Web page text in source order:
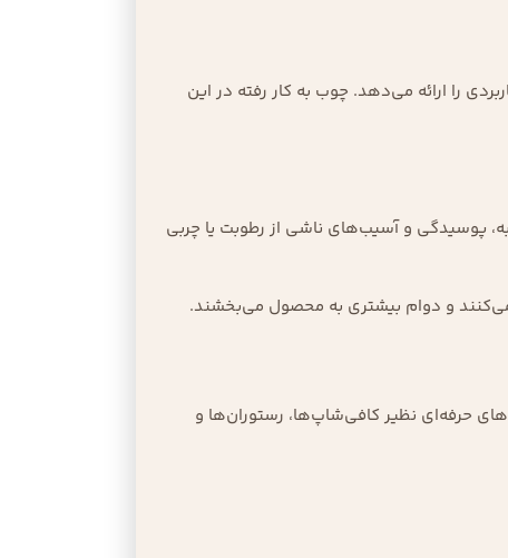
را ارائه می‌دهد. چوب به کار رفته در این
پوسیدگی و آسیب‌های ناشی از رطوبت یا چربی
حرفه‌ای نظیر کافی‌شاپ‌ها، رستوران‌ها و